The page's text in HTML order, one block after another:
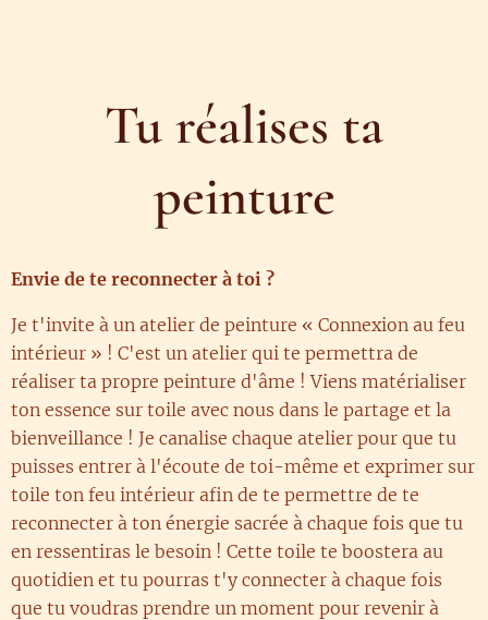
Tu réalises ta
peinture
Envie de te reconnecter à toi ?
Je t'invite à un atelier de peinture « Connexion au feu
intérieur » ! C'est un atelier qui te permettra de
réaliser ta propre peinture d'âme ! Viens matérialiser
ton essence sur toile avec nous dans le partage et la
bienveillance ! Je canalise chaque atelier pour que tu
puisses entrer à l'écoute de toi-même et exprimer sur
toile ton feu intérieur afin de te permettre de te
reconnecter à ton énergie sacrée à chaque fois que tu
en ressentiras le besoin ! Cette toile te boostera au
quotidien et tu pourras t'y connecter à chaque fois
que tu voudras prendre un moment pour revenir à